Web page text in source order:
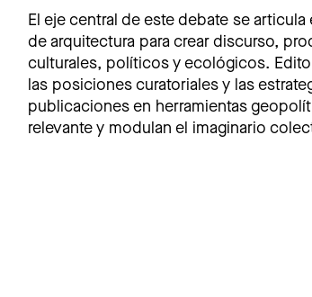
El eje central de este debate se
de arquitectura para crear discurso,
culturales, políticos y ecológicos.
las posiciones curatoriales y las
publicaciones en herramientas
relevante y modulan el imaginario